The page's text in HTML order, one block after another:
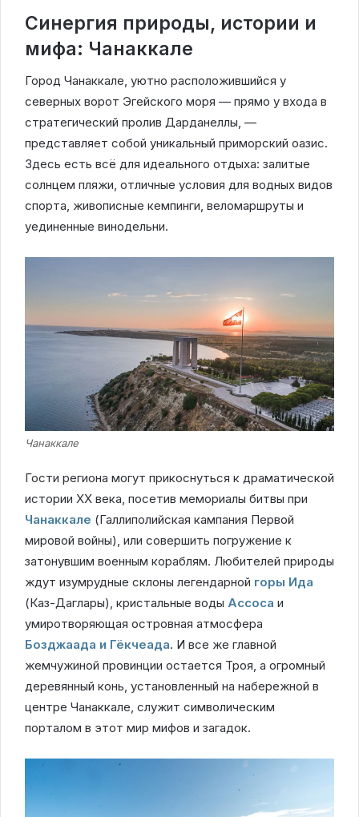
Синергия природы, истории и
мифа: Чанаккале
Город Чанаккале, уютно расположившийся у
северных ворот Эгейского моря — прямо у входа в
стратегический пролив Дарданеллы, —
представляет собой уникальный приморский оазис.
Здесь есть всё для идеального отдыха: залитые
солнцем пляжи, отличные условия для водных видов
спорта, живописные кемпинги, веломаршруты и
уединенные винодельни.
Чанаккале
Гости региона могут прикоснуться к драматической
истории ХХ века, посетив мемориалы битвы при
Чанаккале (Галлиполийская кампания Первой
мировой войны), или совершить погружение к
затонувшим военным кораблям. Любителей природы
ждут изумрудные склоны легендарной горы Ида
(Каз-Даглары), кристальные воды Ассоса и
умиротворяющая островная атмосфера
Бозджаада и Гёкчеада. И все же главной
жемчужиной провинции остается Троя, а огромный
деревянный конь, установленный на набережной в
центре Чанаккале, служит символическим
порталом в этот мир мифов и загадок.